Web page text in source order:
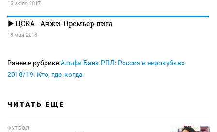
15 июля 2017
ЦСКА - Анжи. Премьер-лига
13 мая 2018
Ранее в рубрикеАльфа-Банк РПЛ: Россия в еврокубках
2018/19. Кто, где, когда
ЧИТАТЬ ЕЩЕ
ФУТБОЛ